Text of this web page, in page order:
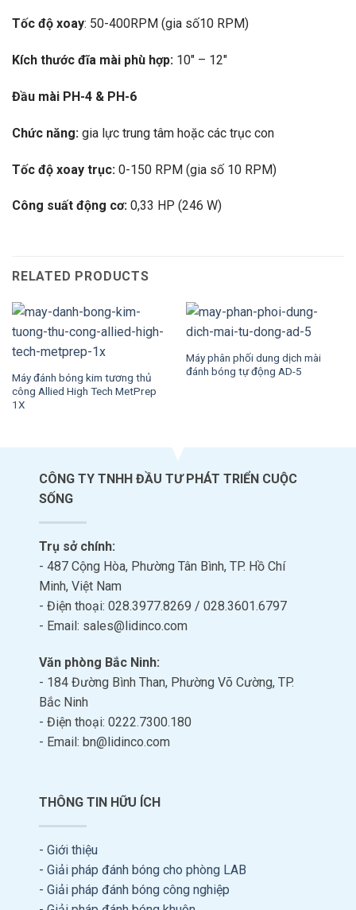
Tốc độ xoay: 50-400RPM (gia số10 RPM)
Kích thước đĩa mài phù hợp: 10″ – 12″
Đầu mài PH-4 & PH-6
Chức năng: gia lực trung tâm hoặc các trục con
Tốc độ xoay trục: 0-150 RPM (gia số 10 RPM)
Công suất động cơ: 0,33 HP (246 W)
RELATED PRODUCTS
Máy đánh bóng kim tương thủ
công Allied High Tech MetPrep
1X
Máy phân phối dung dịch mài
đánh bóng tự động AD-5
CÔNG TY TNHH ĐẦU TƯ PHÁT TRIỂN CUỘC
SỐNG
Trụ sở chính:
- 487 Cộng Hòa, Phường Tân Bình, TP. Hồ Chí
Minh, Việt Nam
- Điện thoại: 028.3977.8269 / 028.3601.6797
- Email: sales@lidinco.com
Văn phòng Bắc Ninh:
- 184 Đường Bình Than, Phường Võ Cường, TP.
Bắc Ninh
- Điện thoại: 0222.7300.180
- Email: bn@lidinco.com
THÔNG TIN HỮU ÍCH
- Giới thiệu
- Giải pháp đánh bóng cho phòng LAB
- Giải pháp đánh bóng công nghiệp